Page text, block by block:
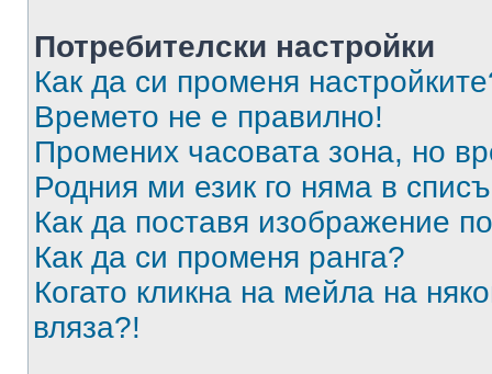
Потребителски настройки
Как да си променя
Времето не е правилно!
Промених часовата зона, но
Родния ми език го няма в
Как да поставя изображение
Как да си променя ранга?
Когато кликна на мейла на
вляза?!